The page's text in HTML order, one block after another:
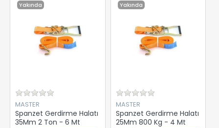
Yakında
MASTER
Spanzet Gerdirme Halatı
35Mm 2 Ton - 6 Mt
Yakında
MASTER
Spanzet Gerdirme Halatı
25Mm 800 Kg - 4 Mt